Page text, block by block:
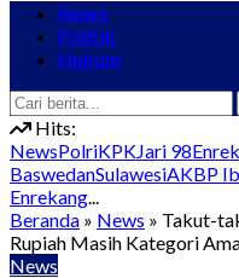
News
Politik
Hukum
Hits:
NewsPolriKPKJari 98
BaswedanSulawesiAKBP
Enrekang...
Beranda » News » Takut-
Rupiah Masih Kategori
News